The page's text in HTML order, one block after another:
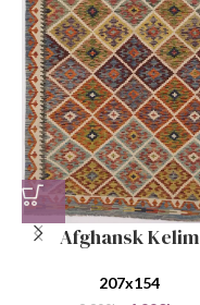
Afghansk Kelim
207x154